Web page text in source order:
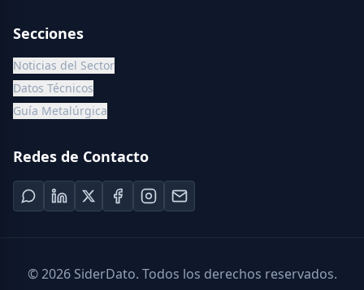
Secciones
Noticias del Sector
Datos Técnicos
Guía Metalúrgica
Redes de Contacto
©2026SiderDato. Todos los derechos reservados.